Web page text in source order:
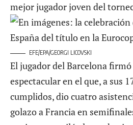
mejor jugador joven del
EFE/EPA/GEORGI LICOVSKI
El jugador del Barcelona
espectacular en el que, a sus
cumplidos, dio cuatro
golazo a Francia en